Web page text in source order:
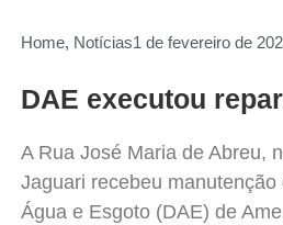
Home, Notícias1 de fevereiro de
DAE executou
A Rua José Maria de Abreu,
Jaguari recebeu
Água e Esgoto (DAE) de